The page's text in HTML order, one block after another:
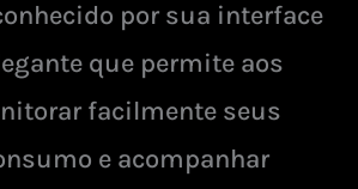
por sua interface
que permite aos
facilmente seus
e acompanhar